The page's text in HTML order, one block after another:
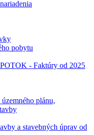
pobytu
- Faktúry od 2025
plánu,
a stavebných úprav od